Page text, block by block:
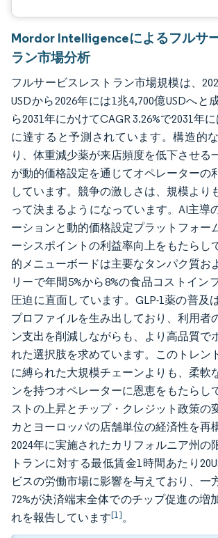
Mordor Intelligenceによるフルサ
ラン市場分析
フルサービスレストラン市場規模は、
USDから2026年には1兆4,700億USDへと
ら2031年にかけてCAGR 3.26%で2031年
に達すると予測されています。構造的
り、体重減少薬が来店頻度を低下させる
が動的価格設定を通じてオペレーターの
しています。競争の激しさは、規模より
って決まるようになっています。AI主導
ーションと動的価格設定プラットフォー
ーシスポイントの利益率向上をもたらし
的メニューボードは主要なタンパク質お
リーで年間5%から8%の食品コストイン
圧迫に直面しています。GLP-1薬の普及
プロファイルを生み出しており、利用者
ン支出を削減しながらも、より高品質で
れた選択肢を求めています。このトレン
に縛られた大規模チェーンよりも、柔軟
ンを持つオペレーターに恩恵をもたらし
ストの上昇とチップ・クレジット政策の
カとヨーロッパの店舗単位の経済性を再
2024年に実施されたカリフォルニア州の
トランに対する最低賃金1時間あたり
ビスの労働市場に影響を与えており、一
72%が決済端末全体でのチップ促進の増
れを報告しています[1]。